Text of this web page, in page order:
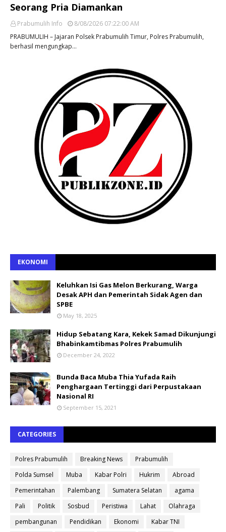
Seorang Pria Diamankan
Prabumulih Info
8/08/2026 07:22:00 AM
PRABUMULIH – Jajaran Polsek Prabumulih Timur, Polres Prabumulih,
berhasil mengungkap…
EKONOMI
Keluhkan Isi Gas Melon Berkurang, Warga
Desak APH dan Pemerintah Sidak Agen dan
SPBE
May 18, 2025
Hidup Sebatang Kara, Kekek Samad Dikunjungi
Bhabinkamtibmas Polres Prabumulih
December 24, 2022
Bunda Baca Muba Thia Yufada Raih
Penghargaan Tertinggi dari Perpustakaan
Nasional RI
September 15, 2021
CATEGORIES
Polres Prabumulih Breaking News
Prabumulih
Polda Sumsel
Muba Kabar Polri Hukrim
Abroad
Pemerintahan
Palembang Sumatera Selatan
agama
Pali
Politik Sosbud Peristiwa Lahat
Olahraga
pembangunan
Pendidikan Ekonomi
Kabar TNI